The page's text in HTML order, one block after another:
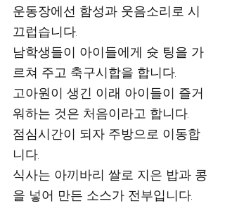
운동장에선 함성과 웃음소리로 시
끄럽습니다.
남학생들이 아이들에게 슛 팅을 가
르쳐 주고 축구시합을 합니다.
고아원이 생긴 이래 아이들이 즐거
워하는 것은 처음이라고 합니다.
점심시간이 되자 주방으로 이동합
니다.
식사는 아끼바리 쌀로 지은 밥과 콩
을 넣어 만든 소스가 전부입니다.